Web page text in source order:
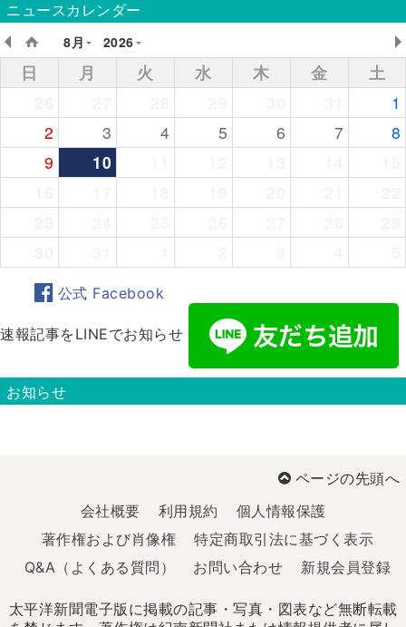
ニュースカレンダー
8月
2026
日 月 火 水 木 金
土
26
1
2
3 4 5 6 7
8
9
10
15
16
22
23
29
30
5
公式 Facebook
速報記事をLINEでお知らせ
お知らせ
ページの先頭へ
会社概要
利用規約
個人情報保護
著作権および肖像権
特定商取引法に基づく表示
Q&A（よくある質問）
お問い合わせ 新規会員登録
太平洋新聞電子版に掲載の記事・写真・図表など無断転載